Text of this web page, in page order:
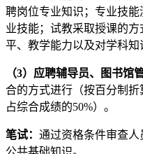
聘岗位专业知识；专业技
业技能；试教采取授课的
平、教学能力以及对学科知
（3） 应聘辅导员、图书馆
合的方式进行（按百分制
占综合成绩的50%）。
笔试： 通过资格条件审查
公共基础知识。